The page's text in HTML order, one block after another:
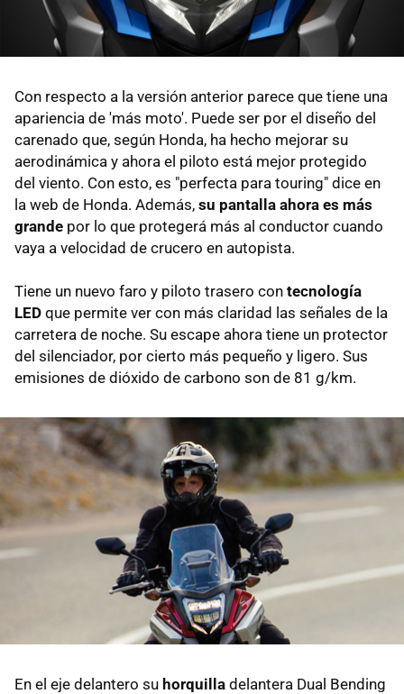
Con respecto a la versión anterior parece que tiene una
apariencia de 'más moto'. Puede ser por el diseño del
carenado que, según Honda, ha hecho mejorar su
aerodinámica y ahora el piloto está mejor protegido
del viento. Con esto, es "perfecta para touring" dice en
la web de Honda. Además, su pantalla ahora es más
grande por lo que protegerá más al conductor cuando
vaya a velocidad de crucero en autopista.
Tiene un nuevo faro y piloto trasero con tecnología
LED que permite ver con más claridad las señales de la
carretera de noche. Su escape ahora tiene un protector
del silenciador, por cierto más pequeño y ligero. Sus
emisiones de dióxido de carbono son de 81 g/km.
En el eje delantero su horquilla delantera Dual Bending